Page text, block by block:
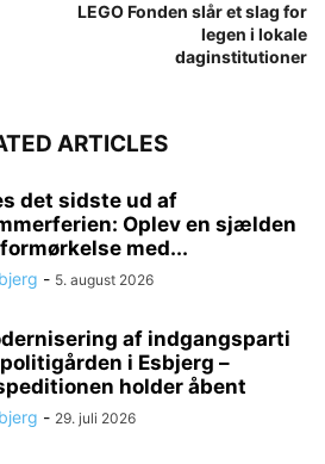
LEGO Fonden slår et slag for
legen i lokale
daginstitutioner
ARTICLES
det sidste ud af
Oplev en sjælden
med...
- 5. august 2026
af indgangsparti
i Esbjerg –
holder åbent
- 29. juli 2026